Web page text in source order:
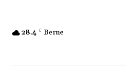
28.4 C Berne